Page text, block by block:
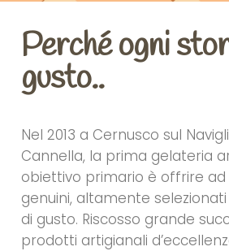
Perché ogni
gusto..
Nel 2013 a Cernusco sul
Cannella, la prima gelateria
obiettivo primario è offrire
genuini, altamente
di gusto. Riscosso grande
prodotti artigianali